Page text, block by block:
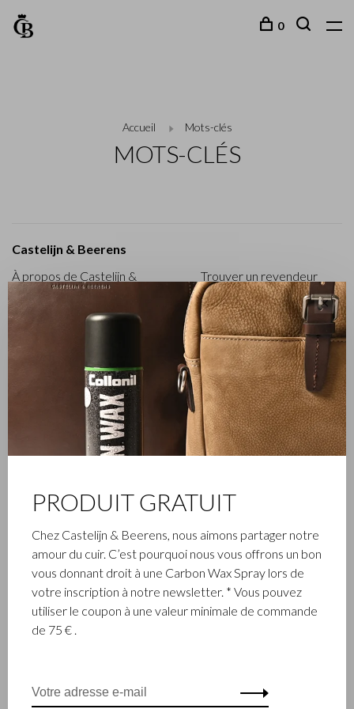
0
Accueil Mots-clés
MOTS-CLÉS
Castelijn & Beerens
À propos de Castelijn &
Notre histoire 80 Years
C&B Giftcard
Opportunités d'affaires
Trouver un revendeur
Actions
Dealerlogin
Collections
Service client
Commande
Expédition
Retours
Maintenance
Collection et type de cuir
Matériel
Garantie
Social Media
Pinterest
✕
PRODUIT GRATUIT
Chez Castelijn & Beerens, nous aimons partager notre
amour du cuir. C’est pourquoi nous vous offrons un bon
vous donnant droit à une Carbon Wax Spray lors de
votre inscription à notre newsletter. * Vous pouvez
utiliser le coupon à une valeur minimale de commande
de 75 € .